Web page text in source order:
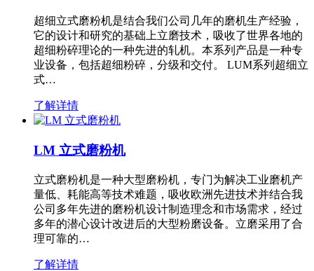
超细立式磨粉机是结合我们公司几年的磨机生产经验，
它的设计和研究的基础上立磨技术，吸收了世界各地的
超细粉碎理论的一种先进的轧机。本系列产品是一种专
业设备，包括超细粉碎，分级和交付。 LUM系列超细立
式…
了解详情
LM 立式磨粉机
立式磨粉机是一种大型磨粉机，专门为解决工业磨机产
量低、耗能高等技术难题，吸收欧洲先进技术并结合我
公司多年先进的磨粉机设计制造理念和市场需求，经过
多年的潜心设计改进后的大型粉磨设备。立磨采用了合
理可靠的…
了解详情